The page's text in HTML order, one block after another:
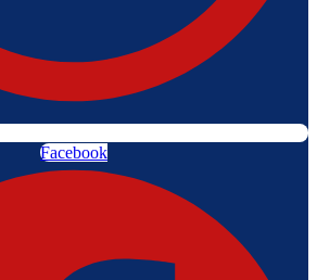
Facebook